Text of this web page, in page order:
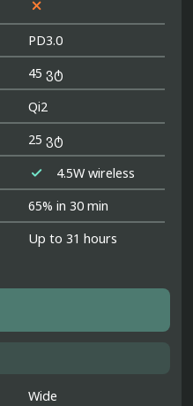

PD3.0
45 ვტ
Qi2
25 ვტ

4.5W wireless
65% in 30 min
Up to 31 hours
Wide